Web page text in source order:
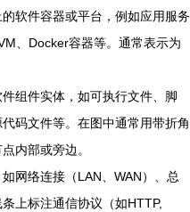
的软件容器或平台，例如应用服务
、Docker容器等。通常表示为
组件实体，如可执行文件、脚
码文件等。在图中通常用带折角
内部或旁边。
网络连接（LAN、WAN）、总
上标注通信协议（如HTTP,